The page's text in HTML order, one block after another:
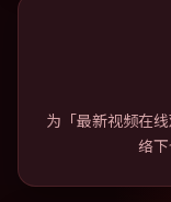
为「最新视频在
络下